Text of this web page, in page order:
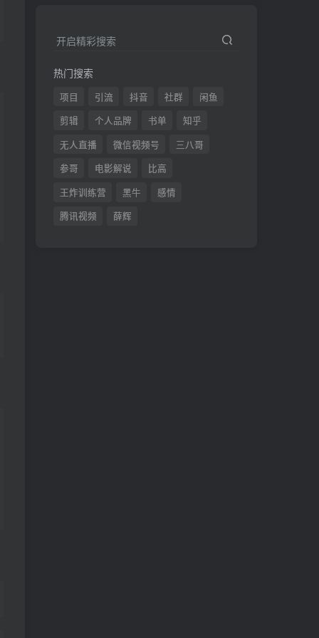
开启精彩搜索
热门搜索
项目 引流 抖音 社群
闲鱼
剪辑
个人品牌 书单
知乎
无人直播
微信视频号
三八哥
参哥
电影解说
比高
王炸训练营
黑牛
感情
腾讯视频
薛辉